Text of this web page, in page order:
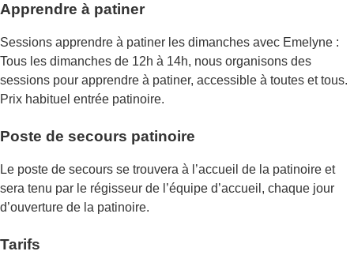
Apprendre à patiner
Sessions apprendre à patiner les dimanches avec Emelyne :
Tous les dimanches de 12h à 14h, nous organisons des
sessions pour apprendre à patiner, accessible à toutes et tous.
Prix habituel entrée patinoire.
Poste de secours patinoire
Le poste de secours se trouvera à l’accueil de la patinoire et
sera tenu par le régisseur de l’équipe d’accueil, chaque jour
d’ouverture de la patinoire.
Tarifs